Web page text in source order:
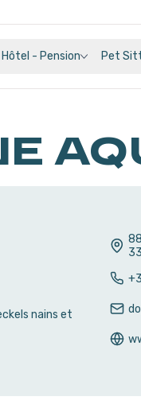
Hôtel - Pension Pet
nains et